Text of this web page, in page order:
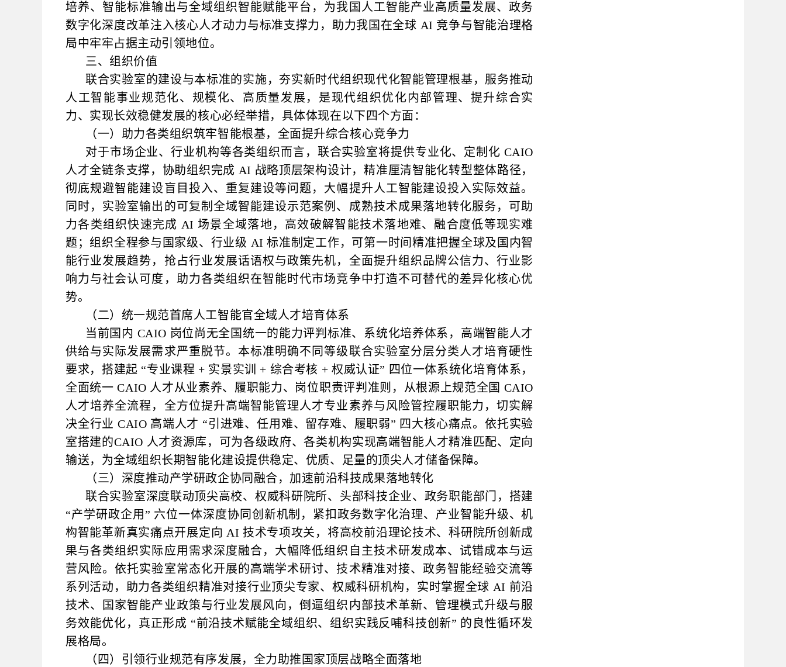
培养、智能标准输出与全域组织智能赋能平台，为我国人工智能产业高质量发展、政务
数字化深度改革注入核心人才动力与标准支撑力，助力我国在全球 AI 竞争与智能治理格
局中牢牢占据主动引领地位。
三、组织价值
联合实验室的建设与本标准的实施，夯实新时代组织现代化智能管理根基，服务推动
人工智能事业规范化、规模化、高质量发展，是现代组织优化内部管理、提升综合实
力、实现长效稳健发展的核心必经举措，具体体现在以下四个方面：
（一）助力各类组织筑牢智能根基，全面提升综合核心竞争力
对于市场企业、行业机构等各类组织而言，联合实验室将提供专业化、定制化 CAIO
人才全链条支撑，协助组织完成 AI 战略顶层架构设计，精准厘清智能化转型整体路径，
彻底规避智能建设盲目投入、重复建设等问题，大幅提升人工智能建设投入实际效益。
同时，实验室输出的可复制全域智能建设示范案例、成熟技术成果落地转化服务，可助
力各类组织快速完成 AI 场景全域落地，高效破解智能技术落地难、融合度低等现实难
题；组织全程参与国家级、行业级 AI 标准制定工作，可第一时间精准把握全球及国内智
能行业发展趋势，抢占行业发展话语权与政策先机，全面提升组织品牌公信力、行业影
响力与社会认可度，助力各类组织在智能时代市场竞争中打造不可替代的差异化核心优
势。
（二）统一规范首席人工智能官全域人才培育体系
当前国内 CAIO 岗位尚无全国统一的能力评判标准、系统化培养体系，高端智能人才
供给与实际发展需求严重脱节。本标准明确不同等级联合实验室分层分类人才培育硬性
要求，搭建起 “专业课程 + 实景实训 + 综合考核 + 权威认证” 四位一体系统化培育体系，
全面统一 CAIO 人才从业素养、履职能力、岗位职责评判准则，从根源上规范全国 CAIO
人才培养全流程，全方位提升高端智能管理人才专业素养与风险管控履职能力，切实解
决全行业 CAIO 高端人才 “引进难、任用难、留存难、履职弱” 四大核心痛点。依托实验
室搭建的CAIO 人才资源库，可为各级政府、各类机构实现高端智能人才精准匹配、定向
输送，为全域组织长期智能化建设提供稳定、优质、足量的顶尖人才储备保障。
（三）深度推动产学研政企协同融合，加速前沿科技成果落地转化
联合实验室深度联动顶尖高校、权威科研院所、头部科技企业、政务职能部门，搭建
“产学研政企用” 六位一体深度协同创新机制，紧扣政务数字化治理、产业智能升级、机
构智能革新真实痛点开展定向 AI 技术专项攻关，将高校前沿理论技术、科研院所创新成
果与各类组织实际应用需求深度融合，大幅降低组织自主技术研发成本、试错成本与运
营风险。依托实验室常态化开展的高端学术研讨、技术精准对接、政务智能经验交流等
系列活动，助力各类组织精准对接行业顶尖专家、权威科研机构，实时掌握全球 AI 前沿
技术、国家智能产业政策与行业发展风向，倒逼组织内部技术革新、管理模式升级与服
务效能优化，真正形成 “前沿技术赋能全域组织、组织实践反哺科技创新” 的良性循环发
展格局。
（四）引领行业规范有序发展，全力助推国家顶层战略全面落地